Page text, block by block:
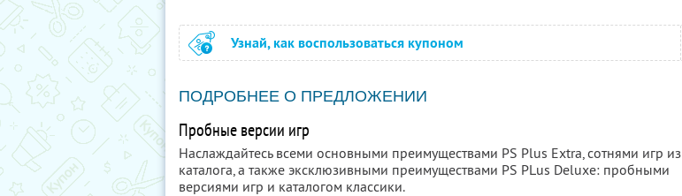
Узнай, как воспользоваться купоном
ПОДРОБНЕЕ О ПРЕДЛОЖЕНИИ
Пробные версии игр
Наслаждайтесь всеми основными преимуществами PS Plus Extra, сотнями игр из
каталога, а также эксклюзивными преимуществами PS PLus Deluxe: пробными
версиями игр и каталогом классики.